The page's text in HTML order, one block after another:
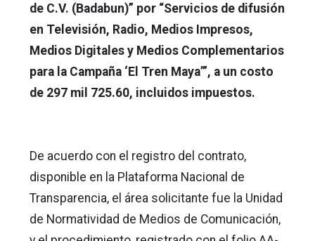
de C.V. (Badabun)” por “Servicios de difusión
en Televisión, Radio, Medios Impresos,
Medios Digitales y Medios Complementarios
para la Campaña ‘El Tren Maya’”, a un costo
de 297 mil 725.60, incluidos impuestos.
De acuerdo con el registro del contrato,
disponible en la Plataforma Nacional de
Transparencia, el área solicitante fue la Unidad
de Normatividad de Medios de Comunicación,